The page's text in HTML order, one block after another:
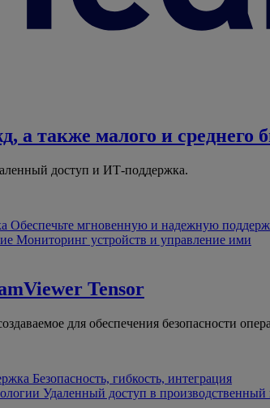
а также малого и среднего
доступ и ИТ-поддержка.
Обеспечьте мгновенную и надежную
Мониторинг устройств и управление ими
Tensor
для обеспечения безопасности
Безопасность, гибкость, интеграция
Удаленный доступ в производственный